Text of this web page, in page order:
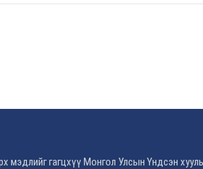
мэдлийг гагцхүү Монгол Улсын Үндсэн хууль